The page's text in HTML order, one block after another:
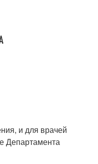
и для врачей
Департамента